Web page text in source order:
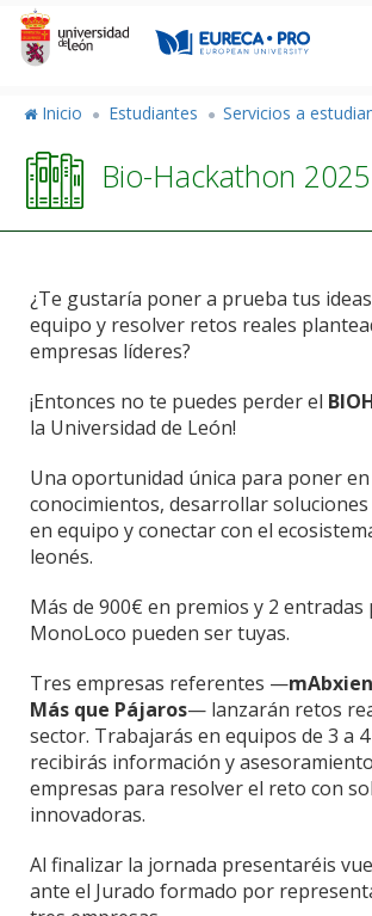
Pasar
contenido
Inicio Estudiantes Servicios a
Bio-Hackathon 2025
¿Te gustaría poner a prueba tus
equipo y resolver retos reales
empresas líderes?
¡Entonces no te puedes perder el
la Universidad de León!
Una oportunidad única para poner
conocimientos, desarrollar
en equipo y conectar con el
leonés.
Más de 900€ en premios y 2 entradas
MonoLoco pueden ser tuyas.
Tres empresas referentes —
Más que Pájaros— lanzarán retos
sector. Trabajarás en equipos de 3 a
recibirás información y
empresas para resolver el reto con
innovadoras.
Al finalizar la jornada presentaréis
ante el Jurado formado por